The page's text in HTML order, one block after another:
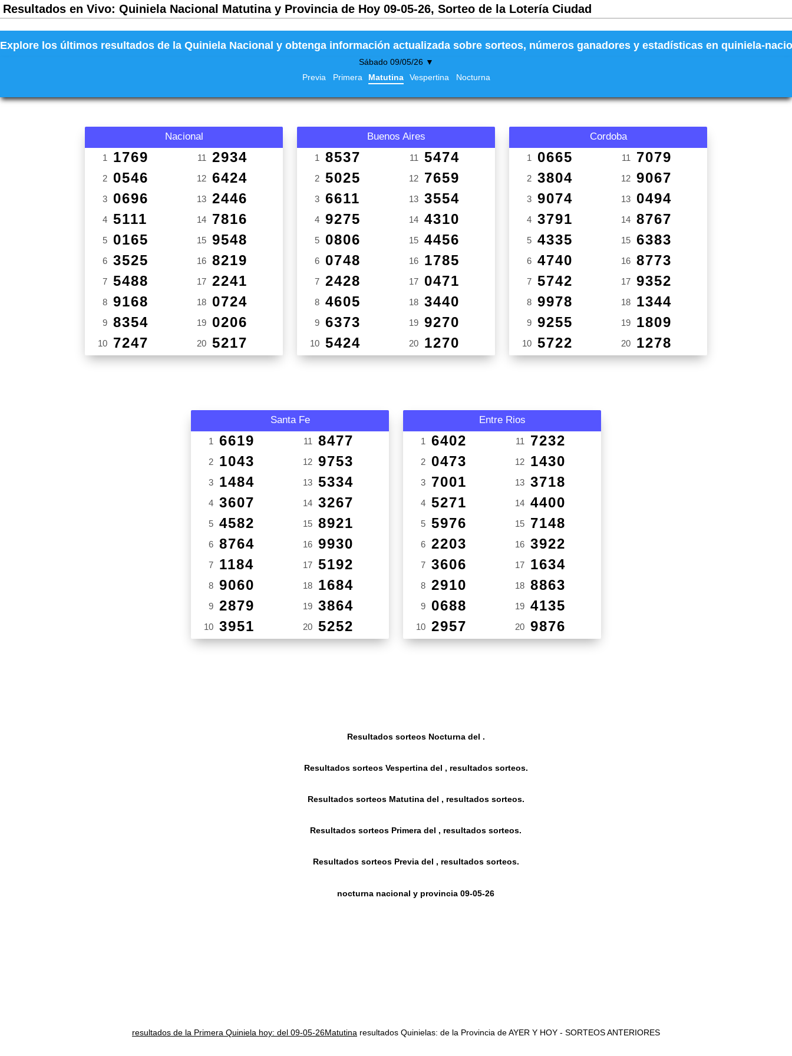
Resultados en Vivo: Quiniela Nacional Matutina y Provincia de Hoy 09-05-26, Sorteo de la Lotería Ciudad
Explore los últimos resultados de la Quiniela Nacional y obtenga información actualizada sobre sorteos, números ganadores y estadísticas en quiniela-
Sábado 09/05/26 ▼
Previa
Primera Matutina Vespertina Nocturna
Nacional
1 1769
2 0546
3 0696
4 5111
5 0165
6 3525
7 5488
8 9168
9 8354
10 7247
11 2934
12 6424
13 2446
14 7816
15 9548
16 8219
17 2241
18 0724
19 0206
20 5217
Buenos Aires
1 8537
2 5025
3 6611
4 9275
5 0806
6 0748
7 2428
8 4605
9 6373
10 5424
11 5474
12 7659
13 3554
14 4310
15 4456
16 1785
17 0471
18 3440
19 9270
20 1270
Cordoba
1 0665
2 3804
3 9074
4 3791
5 4335
6 4740
7 5742
8 9978
9 9255
10 5722
11 7079
12 9067
13 0494
14 8767
15 6383
16 8773
17 9352
18 1344
19 1809
20 1278
Santa Fe
1 6619
2 1043
3 1484
4 3607
5 4582
6 8764
7 1184
8 9060
9 2879
10 3951
11 8477
12 9753
13 5334
14 3267
15 8921
16 9930
17 5192
18 1684
19 3864
20 5252
Entre Rios
1 6402
2 0473
3 7001
4 5271
5 5976
6 2203
7 3606
8 2910
9 0688
10 2957
11 7232
12 1430
13 3718
14 4400
15 7148
16 3922
17 1634
18 8863
19 4135
20 9876
Resultados sorteos Nocturna del .
Resultados sorteos Vespertina del , resultados sorteos.
Resultados sorteos Matutina del , resultados sorteos.
Resultados sorteos Primera del , resultados sorteos.
Resultados sorteos Previa del , resultados sorteos.
nocturna nacional y provincia 09-05-26
resultados de la Primera Quiniela hoy: del 09-05-26Matutina resultados Quinielas: de la Provincia de AYER Y HOY - SORTEOS ANTERIORES